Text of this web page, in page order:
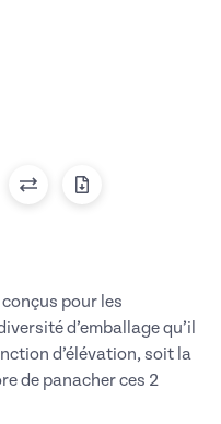
pour les
d’emballage qu’il
d’élévation, soit la
de panacher ces 2